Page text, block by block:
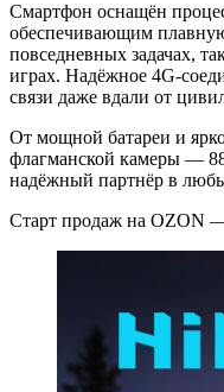
Смартфон оснащён
обеспечивающим
повседневных задачах,
играх. Надёжное 4G-
связи даже вдали от
От мощной батареи и
флагманской камеры —
надёжный партнёр в
Старт продаж на OZON —